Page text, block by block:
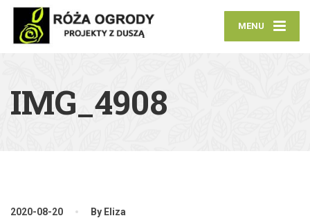
MENU
IMG_4908
2020-08-20 By Eliza